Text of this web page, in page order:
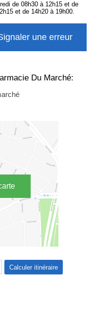
de 08h30 à 12h15 et de
et de 14h20 à 19h00.
une erreur
Du Marché: